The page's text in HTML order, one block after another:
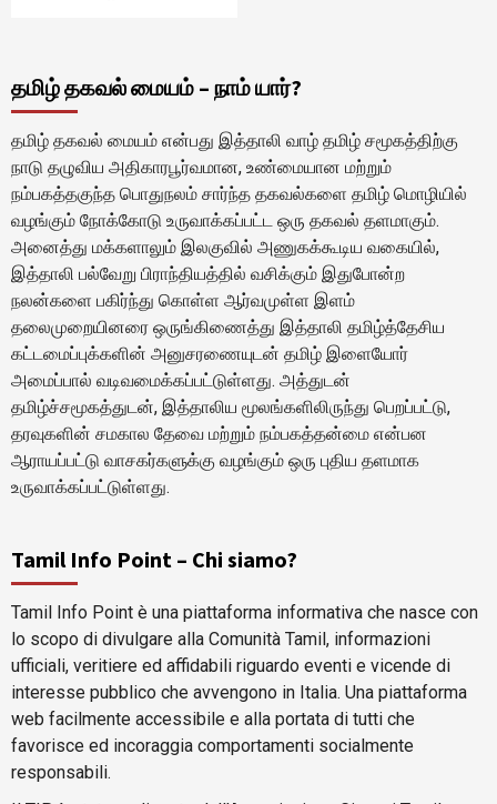
தமிழ் தகவல் மையம் – நாம் யார்?
தமிழ் தகவல் மையம் என்பது இத்தாலி வாழ் தமிழ் சமூகத்திற்கு
நாடு தழுவிய அதிகாரபூர்வமான, உண்மையான மற்றும்
நம்பகத்தகுந்த பொதுநலம் சார்ந்த தகவல்களை தமிழ் மொழியில்
வழங்கும் நோக்கோடு உருவாக்கப்பட்ட ஒரு தகவல் தளமாகும்.
அனைத்து மக்களாலும் இலகுவில் அணுகக்கூடிய வகையில்,
இத்தாலி பல்வேறு பிராந்தியத்தில் வசிக்கும் இதுபோன்ற
நலன்களை பகிர்ந்து கொள்ள ஆர்வமுள்ள இளம்
தலைமுறையினரை ஒருங்கிணைத்து இத்தாலி தமிழ்த்தேசிய
கட்டமைப்புக்களின் அனுசரணையுடன் தமிழ் இளையோர்
அமைப்பால் வடிவமைக்கப்பட்டுள்ளது. அத்துடன்
தமிழ்ச்சமூகத்துடன், இத்தாலிய மூலங்களிலிருந்து பெறப்பட்டு,
தரவுகளின் சமகால தேவை மற்றும் நம்பகத்தன்மை என்பன
ஆராயப்பட்டு வாசகர்களுக்கு வழங்கும் ஒரு புதிய தளமாக
உருவாக்கப்பட்டுள்ளது.
Tamil Info Point – Chi siamo?
Tamil Info Point è una piattaforma informativa che nasce con
lo scopo di divulgare alla Comunità Tamil, informazioni
ufficiali, veritiere ed affidabili riguardo eventi e vicende di
interesse pubblico che avvengono in Italia. Una piattaforma
web facilmente accessibile e alla portata di tutti che
favorisce ed incoraggia comportamenti socialmente
responsabili.